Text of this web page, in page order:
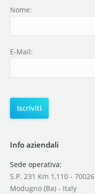
Nome:
E-Mail:
Info aziendali
Sede operativa:
S.P. 231 Km 1,110 - 70026
Modugno (Ba) - Italy